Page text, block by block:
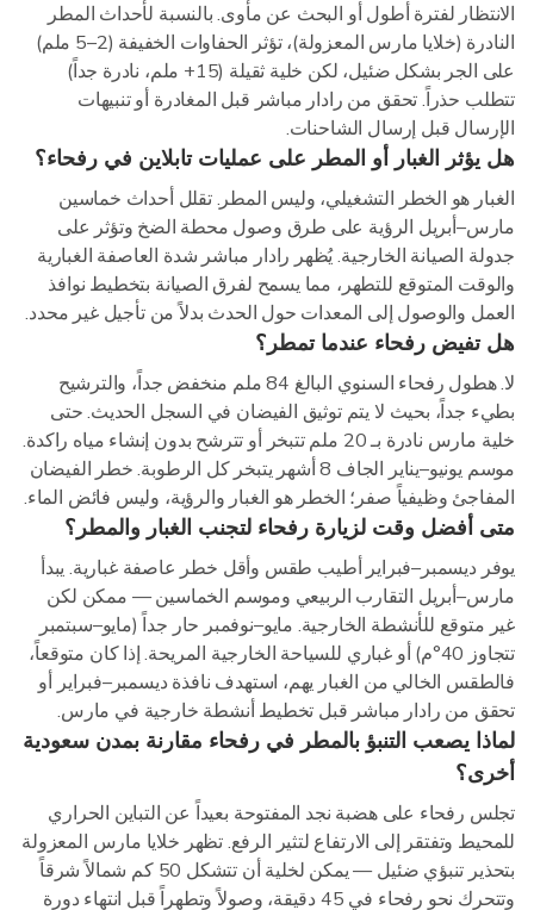
الانتظار لفترة أطول أو البحث عن مأوى. بالنسبة لأحداث المطر
النادرة (خلايا مارس المعزولة)، تؤثر الحفاوات الخفيفة (2–5 ملم)
على الجر بشكل ضئيل، لكن خلية ثقيلة (15+ ملم، نادرة جداً)
تتطلب حذراً. تحقق من رادار مباشر قبل المغادرة أو تنبيهات
الإرسال قبل إرسال الشاحنات.
هل يؤثر الغبار أو المطر على عمليات تابلاين في رفحاء؟
الغبار هو الخطر التشغيلي، وليس المطر. تقلل أحداث خماسين
مارس–أبريل الرؤية على طرق وصول محطة الضخ وتؤثر على
جدولة الصيانة الخارجية. يُظهر رادار مباشر شدة العاصفة الغبارية
والوقت المتوقع للتطهر، مما يسمح لفرق الصيانة بتخطيط نوافذ
العمل والوصول إلى المعدات حول الحدث بدلاً من تأجيل غير محدد.
هل تفيض رفحاء عندما تمطر؟
لا. هطول رفحاء السنوي البالغ 84 ملم منخفض جداً، والترشيح
بطيء جداً، بحيث لا يتم توثيق الفيضان في السجل الحديث. حتى
خلية مارس نادرة بـ 20 ملم تتبخر أو تترشح بدون إنشاء مياه راكدة.
موسم يونيو–يناير الجاف 8 أشهر يتبخر كل الرطوبة. خطر الفيضان
المفاجئ وظيفياً صفر؛ الخطر هو الغبار والرؤية، وليس فائض الماء.
متى أفضل وقت لزيارة رفحاء لتجنب الغبار والمطر؟
يوفر ديسمبر–فبراير أطيب طقس وأقل خطر عاصفة غبارية. يبدأ
مارس–أبريل التقارب الربيعي وموسم الخماسين — ممكن لكن
غير متوقع للأنشطة الخارجية. مايو–نوفمبر حار جداً (مايو–سبتمبر
تتجاوز 40°م) أو غباري للسياحة الخارجية المريحة. إذا كان متوقعاً،
فالطقس الخالي من الغبار يهم، استهدف نافذة ديسمبر–فبراير أو
تحقق من رادار مباشر قبل تخطيط أنشطة خارجية في مارس.
لماذا يصعب التنبؤ بالمطر في رفحاء مقارنة بمدن سعودية
أخرى؟
تجلس رفحاء على هضبة نجد المفتوحة بعيداً عن التباين الحراري
للمحيط وتفتقر إلى الارتفاع لتثير الرفع. تظهر خلايا مارس المعزولة
بتحذير تنبؤي ضئيل — يمكن لخلية أن تتشكل 50 كم شمالاً شرقاً
وتتحرك نحو رفحاء في 45 دقيقة، وصولاً وتطهراً قبل انتهاء دورة